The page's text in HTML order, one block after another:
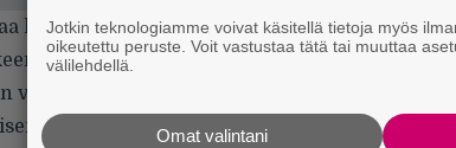
käsityksen, jonka mukaan hän ei olisi
vuotta yhdessä ovat olleet elämäni määrittävä
Alicelle, Sheryl Cooperille, Shep
Jotkin teknologiamme voivat käsitellä tietoja myös
oikeutettu peruste. Voit vastustaa tätä tai muuttaa
välilehdellä.
Omat valintani